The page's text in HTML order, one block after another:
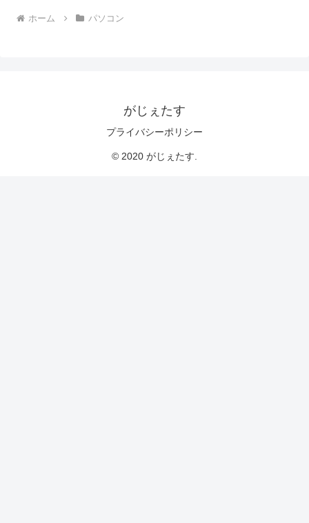
ホーム パソコン
がじぇたす
プライバシーポリシー
© 2020 がじぇたす.